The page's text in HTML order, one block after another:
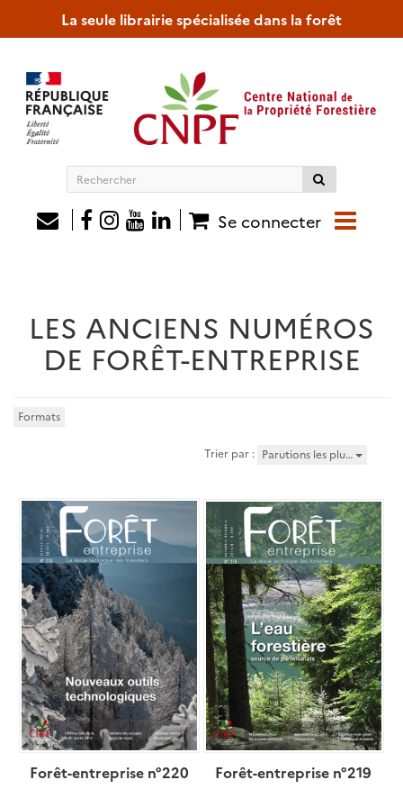
La seule librairie spécialisée dans la forêt
Rechercher
siteSe connecter
LES ANCIENS NUMÉROS
DE FORÊT-ENTREPRISE
Formats
Trier par : Parutions les plu…
Forêt-entreprise n°220 Forêt-entreprise n°219